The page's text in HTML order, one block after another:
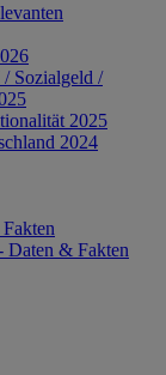
Sozialgeld /
2025
2024
Daten & Fakten